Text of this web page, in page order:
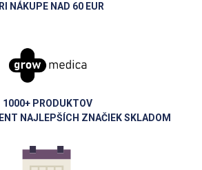
NÁKUPE NAD 60 EUR
1000+ PRODUKTOV
NAJLEPŠÍCH ZNAČIEK SKLADOM